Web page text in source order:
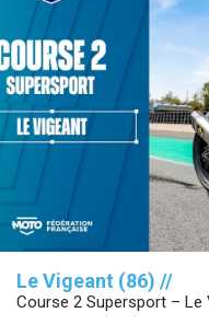
Le Vigeant (86) //
Course 2 Supersport – Le